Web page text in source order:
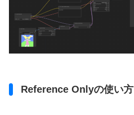
Reference Onlyの使い方